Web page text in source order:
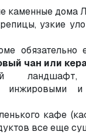
каменные дома
узкие
обязательно
чан или
инжировыми
кафе
все еще